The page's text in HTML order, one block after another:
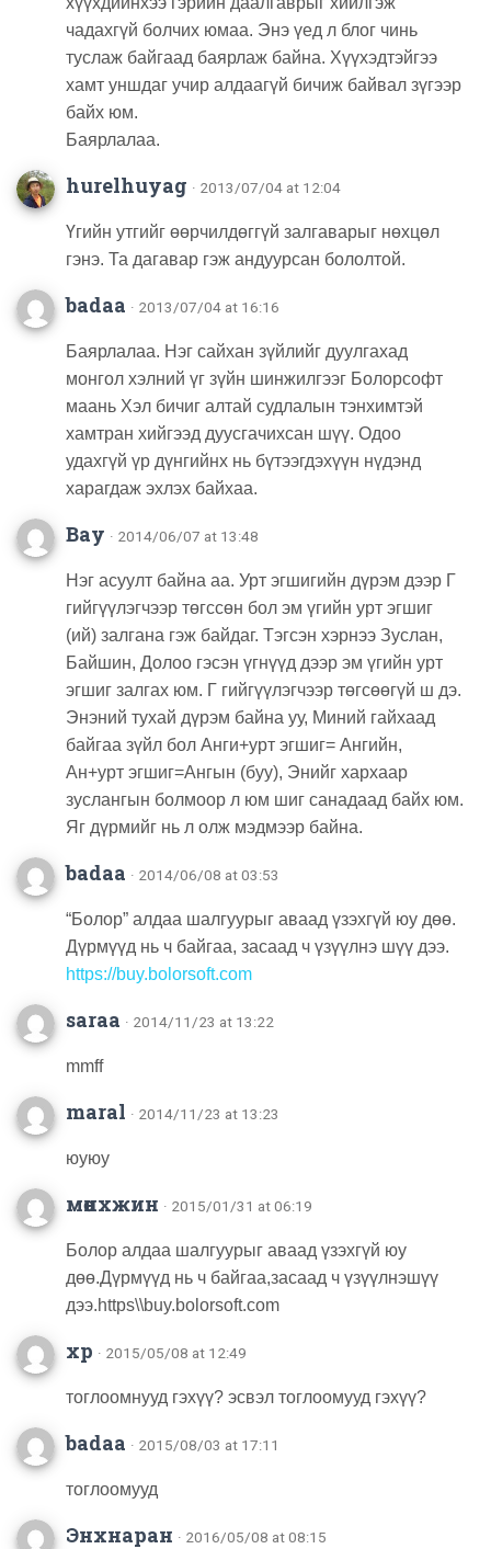
чадахгүй болчих юмаа. Энэ үед л блог чинь
туслаж байгаад баярлаж байна. Хүүхэдтэйгээ
хамт уншдаг учир алдаагүй бичиж байвал зүгээр
байх юм.
Баярлалаа.
hurelhuyag · 2013/07/04 at 12:04
Үгийн утгийг өөрчилдөггүй залгаварыг нөхцөл
гэнэ. Та дагавар гэж андуурсан бололтой.
badaa · 2013/07/04 at 16:16
Баярлалаа. Нэг сайхан зүйлийг дуулгахад
монгол хэлний үг зүйн шинжилгээг Болорсофт
маань Хэл бичиг алтай судлалын тэнхимтэй
хамтран хийгээд дуусгачихсан шүү. Одоо
удахгүй үр дүнгийнх нь бүтээгдэхүүн нүдэнд
харагдаж эхлэх байхаа.
Bay · 2014/06/07 at 13:48
Нэг асуулт байна аа. Урт эгшигийн дүрэм дээр Г
гийгүүлэгчээр төгссөн бол эм үгийн урт эгшиг
(ий) залгана гэж байдаг. Тэгсэн хэрнээ Зуслан,
Байшин, Долоо гэсэн үгнүүд дээр эм үгийн урт
эгшиг залгах юм. Г гийгүүлэгчээр төгсөөгүй ш дэ.
Энэний тухай дүрэм байна уу, Миний гайхаад
байгаа зүйл бол Анги+урт эгшиг= Ангийн,
Ан+урт эгшиг=Ангын (буу), Энийг хархаар
зуслангын болмоор л юм шиг санадаад байх юм.
Яг дүрмийг нь л олж мэдмээр байна.
badaa · 2014/06/08 at 03:53
“Болор” алдаа шалгуурыг аваад үзэхгүй юу дөө.
Дүрмүүд нь ч байгаа, засаад ч үзүүлнэ шүү дээ.
https://buy.bolorsoft.com
saraa · 2014/11/23 at 13:22
mmff
maral · 2014/11/23 at 13:23
юуюу
мөнхжин · 2015/01/31 at 06:19
Болор алдаа шалгуурыг аваад үзэхгүй юу
дөө.Дүрмүүд нь ч байгаа,засаад ч үзүүлнэшүү
дээ.https\\buy.bolorsoft.com
хр · 2015/05/08 at 12:49
тоглоомнууд гэхүү? эсвэл тоглоомууд гэхүү?
badaa · 2015/08/03 at 17:11
тоглоомууд
Энхнаран · 2016/05/08 at 08:15